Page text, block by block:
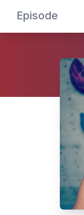
Episode